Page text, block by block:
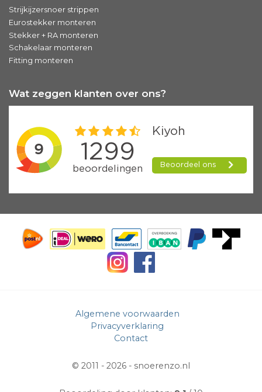
Strijkijzersnoer strippen
Eurostekker monteren
Stekker + RA monteren
Schakelaar monteren
Fitting monteren
Wat zeggen klanten over ons?
Algemene voorwaarden
Privacyverklaring
Contact
© 2011 - 2026 - snoerenzo.nl